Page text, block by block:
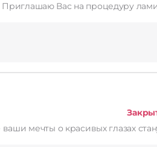
Вас на процедуру
мечты о красивых глазах